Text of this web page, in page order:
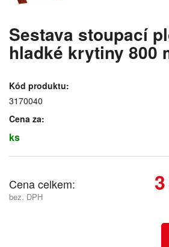
Sestava stoupací
hladké krytiny 800
Kód produktu:
3170040
Cena za:
ks
Cena celkem:
bez. DPH